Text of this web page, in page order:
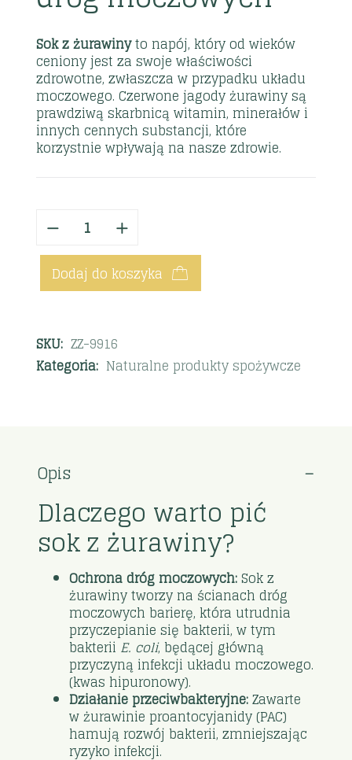
Sok z żurawinyto napój, który od wieków
ceniony jest za swoje właściwości
zdrowotne, zwłaszcza w przypadku układu
moczowego. Czerwone jagody żurawiny są
prawdziwą skarbnicą witamin, minerałów i
innych cennych substancji, które
korzystnie wpływają na nasze zdrowie.
Dodaj do koszyka
SKU: ZZ-9916
Kategoria: Naturalne produkty spożywcze
Opis
Dlaczego warto pić
sok z żurawiny?
Ochrona dróg moczowych:Sok z
żurawiny tworzy na ścianach dróg
moczowych barierę, która utrudnia
przyczepianie się bakterii, w tym
bakterii E. coli, będącej główną
przyczyną infekcji układu moczowego.
(kwas hipuronowy).
Działanie przeciwbakteryjne:Zawarte
w żurawinie proantocyjanidy (PAC)
hamują rozwój bakterii, zmniejszając
ryzyko infekcji.